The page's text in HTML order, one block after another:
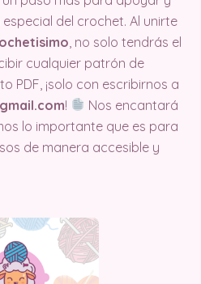
del crochet. Al unirte
, no solo tendrás el
cualquier patrón de
PDF, ¡solo con escribirnos a
!
Nos encantará
lo importante que es para
de manera accesible y